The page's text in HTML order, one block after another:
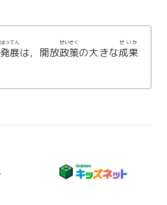
発展
はってん
は，開放政策
せいさく
の大きな成果
せいか